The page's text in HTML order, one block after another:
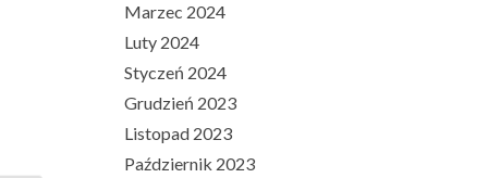
Marzec 2024
Luty 2024
Styczeń 2024
Grudzień 2023
Listopad 2023
Październik 2023